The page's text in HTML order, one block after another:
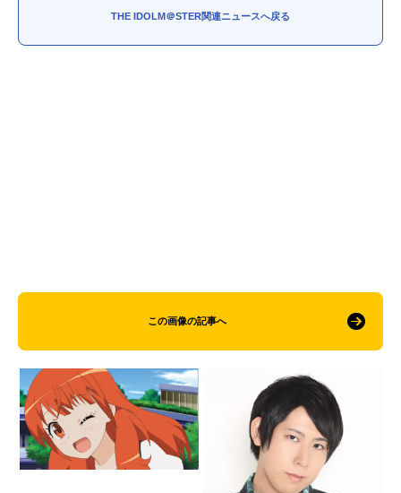
THE IDOLM＠STER関連ニュースへ戻る
この画像の記事へ